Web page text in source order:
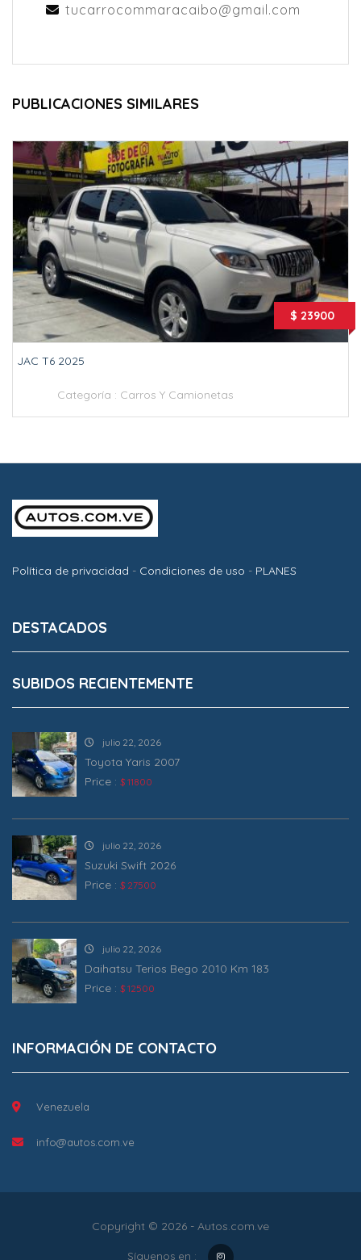
tucarrocommaracaibo@gmail.com
PUBLICACIONES SIMILARES
$ 23900
JAC T6 2025
Categoría : Carros Y Camionetas
Política de privacidad - Condiciones de uso - PLANES
DESTACADOS
SUBIDOS RECIENTEMENTE
julio 22, 2026
Toyota Yaris 2007
Price : $ 11800
julio 22, 2026
Suzuki Swift 2026
Price : $ 27500
julio 22, 2026
Daihatsu Terios Bego 2010 Km 183
Price : $ 12500
INFORMACIÓN DE CONTACTO
Venezuela
info@autos.com.ve
Copyright © 2026 - Autos.com.ve
Síguenos en :